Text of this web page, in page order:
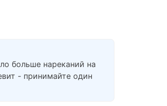
больше нареканий на
- принимайте один